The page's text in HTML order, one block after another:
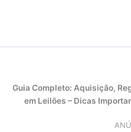
Guia Completo: Aquisição,
em Leilões – Dicas